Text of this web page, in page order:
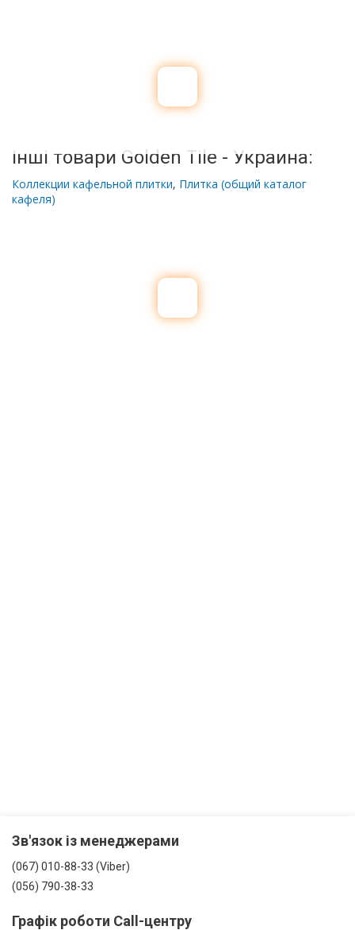
Інші товари Golden Tile - Украина:
Коллекции кафельной плитки, Плитка (общий каталог
кафеля)
Зв'язок із менеджерами
(067) 010-88-33 (Viber)
(056) 790-38-33
Графік роботи Call-центру